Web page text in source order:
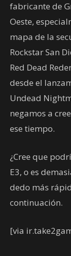
fabricante de
Oeste,
mapa de la
Rockstar San
Red Dead
desde el
Undead
negamos a
ese tiempo.
¿Cree que
E3, o es
dedo más
continuación.
[via